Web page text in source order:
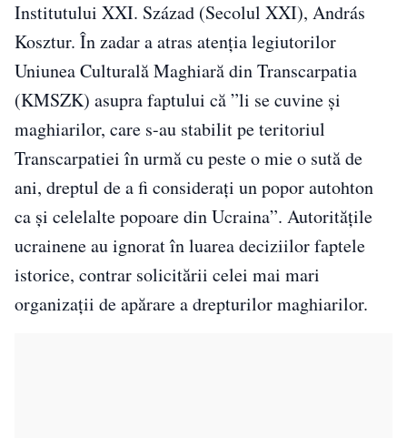
Institutului XXI. Század (Secolul XXI), András
Kosztur. În zadar a atras atenția legiutorilor
Uniunea Culturală Maghiară din Transcarpatia
(KMSZK) asupra faptului că ”li se cuvine și
maghiarilor, care s-au stabilit pe teritoriul
Transcarpatiei în urmă cu peste o mie o sută de
ani, dreptul de a fi considerați un popor autohton
ca și celelalte popoare din Ucraina”. Autoritățile
ucrainene au ignorat în luarea deciziilor faptele
istorice, contrar solicitării celei mai mari
organizații de apărare a drepturilor maghiarilor.